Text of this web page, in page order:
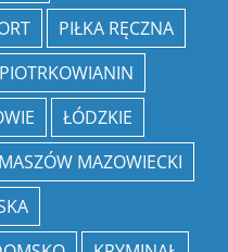
PIŁKA RĘCZNA
PIOTRKOWIANIN
ŁÓDZKIE
MAZOWIECKI